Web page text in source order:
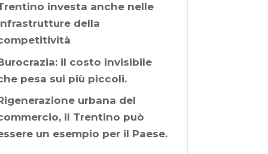
investa anche nelle
della
il costo invisibile
pesa sui più piccoli.
urbana del
il Trentino può
un esempio per il Paese.